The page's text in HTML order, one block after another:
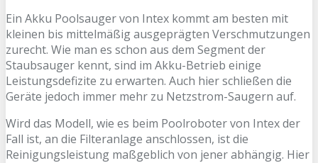
Ein Akku Poolsauger von Intex kommt am besten mit
kleinen bis mittelmäßig ausgeprägten Verschmutzungen
zurecht. Wie man es schon aus dem Segment der
Staubsauger kennt, sind im Akku-Betrieb einige
Leistungsdefizite zu erwarten. Auch hier schließen die
Geräte jedoch immer mehr zu Netzstrom-Saugern auf.
Wird das Modell, wie es beim Poolroboter von Intex der
Fall ist, an die Filteranlage anschlossen, ist die
Reinigungsleistung maßgeblich von jener abhängig. Hier